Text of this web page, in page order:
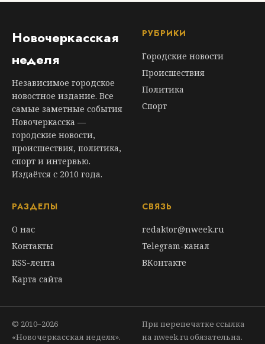
Новочеркасская
неделя
Независимое городское
новостное издание. Все
самые заметные события
Новочеркасска —
городские новости,
происшествия, политика,
спорт и интервью.
Издаётся с 2010 года.
РУБРИКИ
Городские новости
Происшествия
Политика
Спорт
РАЗДЕЛЫ
О нас
Контакты
RSS-лента
Карта сайта
СВЯЗЬ
redaktor@nweek.ru
Telegram-канал
ВКонтакте
© 2010–2026
«Новочеркасская неделя».
При перепечатке ссылка
на nweek.ru обязательна.